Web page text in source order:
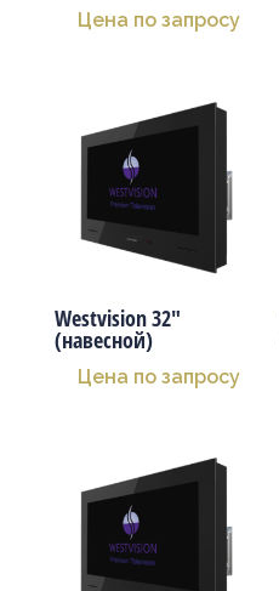
Цена по запросу
Westvision 32″
(навесной)
Цена по запросу